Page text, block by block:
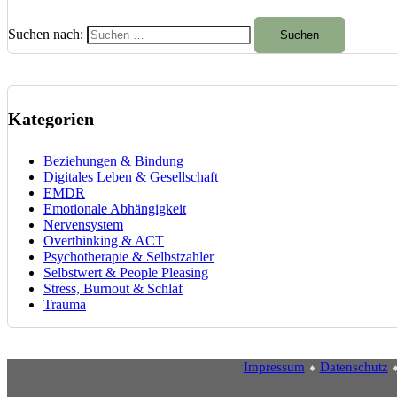
Suchen nach:
Kategorien
Beziehungen & Bindung
Digitales Leben & Gesellschaft
EMDR
Emotionale Abhängigkeit
Nervensystem
Overthinking & ACT
Psychotherapie & Selbstzahler
Selbstwert & People Pleasing
Stress, Burnout & Schlaf
Trauma
Impressum ⬧ Datenschutz ⬧